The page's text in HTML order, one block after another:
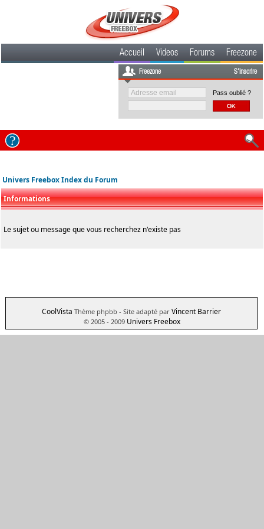
Accueil Videos Forums Freezone
Freezone S'inscrire
Pass oublié ?
Univers Freebox Index du Forum
Informations
Le sujet ou message que vous recherchez n'existe pas
CoolVista Thème phpbb - Site adapté par Vincent Barrier
© 2005 - 2009 Univers Freebox